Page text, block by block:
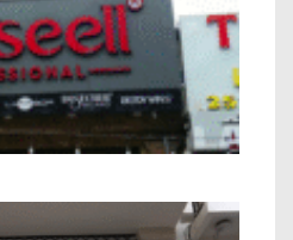
Doanh Chú Bính
Khai